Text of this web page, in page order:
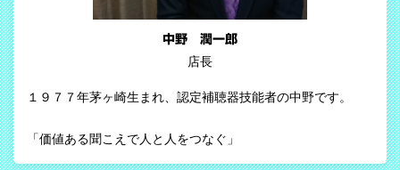
中野 潤一郎
店長
１９７７年茅ヶ崎生まれ、認定補聴器技能者の中野です。
「価値ある聞こえで人と人をつなぐ」